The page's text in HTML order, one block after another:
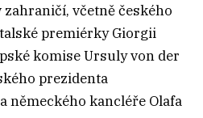
včetně českého
premiérky Giorgii
komise Ursuly von der
prezidenta
německého kancléře Olafa